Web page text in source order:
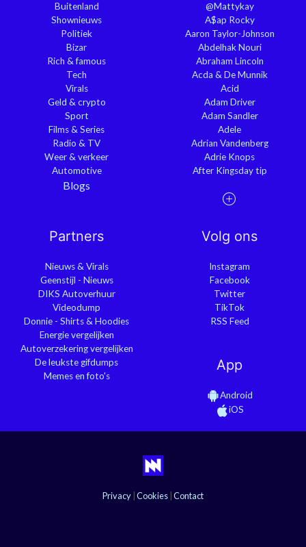
Buitenland
Shownieuws
Politiek
Bizar
Rich & famous
Tech
Virals
Geld & crypto
Sport
Films & Series
Radio & TV
Weer & verkeer
Automotive
Blogs
@Mattykay
A$ap Rocky
Aaron Taylor-Johnson
Abdelhak Nouri
Abraham Lincoln
Acda & De Munnik
Acid
Adam Driver
Adam Sandler
Adele
Adrian Vandenberg
Adrie Knops
After Kingsday tip
Partners
Nieuws & Virals
Geenstijl - Nieuws
DIKS Autoverhuur
Videodump
Donnie - Shirts & Hoodies
Energie vergelijken
Autoverzekering vergelijken
De leukste gifdumps
Memes en foto's
Volg ons
Instagram
Facebook
Twitter
TikTok
RSS Feed
App
Android
iOS
Privacy Cookies Contact